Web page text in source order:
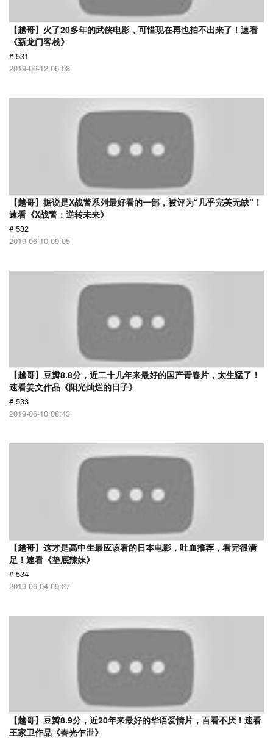
【越哥】火了20多年的武侠电影，可惜现在再也拍不出来了！速看
《新龙门客栈》
# 531
2019-06-12 06:08
【越哥】据说是X战警系列最好看的一部，被评为“几乎完美无缺”！
速看《X战警：逆转未来》
# 532
2019-06-10 09:05
【越哥】豆瓣8.8分，近二十几年来最好的国产青春片，太生猛了！
速看姜文作品《阳光灿烂的日子》
# 533
2019-06-10 08:43
【越哥】这才是高中生最应该看的日本电影，吐血推荐，看完很满
足！速看《垫底辣妹》
# 534
2019-06-04 09:27
【越哥】豆瓣8.9分，近20年来最好的华语爱情片，百看不厌！速看
王家卫作品《春光乍泄》